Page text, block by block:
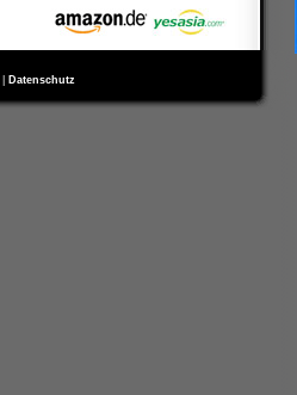
Datenschutz